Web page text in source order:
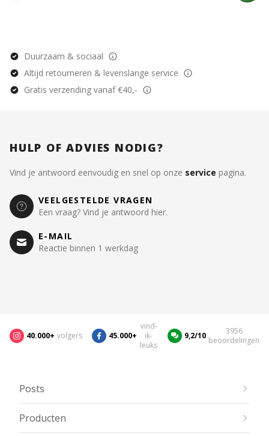
Duurzaam & sociaal
Altijd retourneren & levenslange service
Gratis verzending vanaf €40,-
HULP OF ADVIES NODIG?
Vind je antwoord eenvoudig en snel op onze service pagina.
VEELGESTELDE VRAGEN
Een vraag? Vind je antwoord hier.
E-MAIL
Reactie binnen 1 werkdag
40.000+ volgers 45.000+
vind-
ik-
leuks
9,2/10
3956
beoordelingen
Posts
Producten